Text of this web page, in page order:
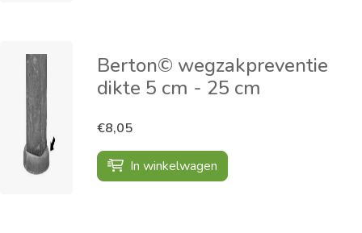
Berton© wegzakpreventie
dikte 5 cm - 25 cm
€8,05
In winkelwagen